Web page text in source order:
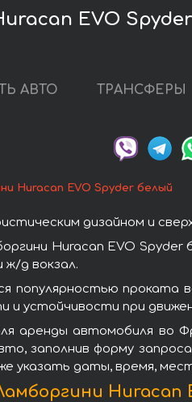
EVO
АВТО ТРАНСФЕРЫ
Huracan EVO Spyder белый
дизайном и
Huracan EVO
д вокзал.
популярностью
устойчивости при
аренды автомобиля во
заполнив форму
указать даты, время,
Huracan